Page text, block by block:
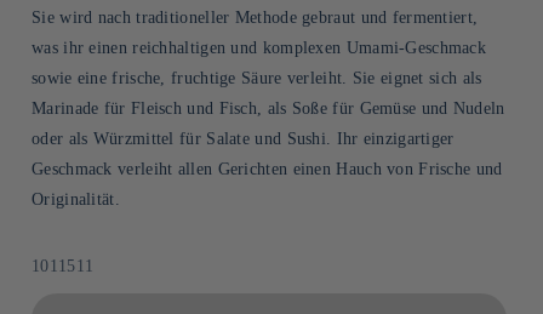
Sie wird nach traditioneller Methode gebraut und fermentiert,
was ihr einen reichhaltigen und komplexen Umami-Geschmack
sowie eine frische, fruchtige Säure verleiht. Sie eignet sich als
Marinade für Fleisch und Fisch, als Soße für Gemüse und Nudeln
oder als Würzmittel für Salate und Sushi. Ihr einzigartiger
Geschmack verleiht allen Gerichten einen Hauch von Frische und
Originalität.
SKU:
1011511